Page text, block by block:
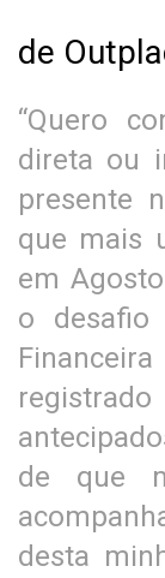
de
“Quero
direta ou
presente
que mais
em
o desafio
de que
desta